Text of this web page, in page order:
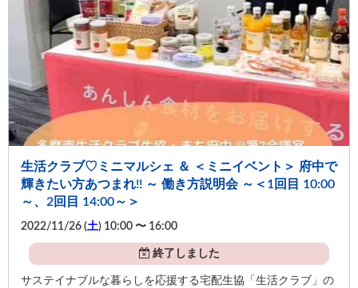
生活クラブ♡ミニマルシェ ＆ ＜ミニイベント＞ 府中で
輝きたい方あつまれ!! ～ 働き方説明会 ～＜1回目 10:00
～、2回目 14:00～＞
2022/11/26 (土) 10:00 〜 16:00
終了しました
サステイナブルな暮らしを応援する宅配生協「生活クラブ」の